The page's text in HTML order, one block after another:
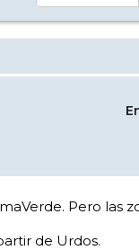
Pero las
de Urdos.